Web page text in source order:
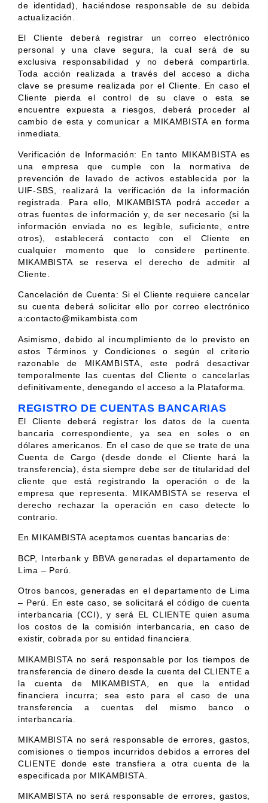
de identidad), haciéndose responsable de su debida
actualización.
El Cliente deberá registrar un correo electrónico
personal y una clave segura, la cual será de su
exclusiva responsabilidad y no deberá compartirla.
Toda acción realizada a través del acceso a dicha
clave se presume realizada por el Cliente. En caso el
Cliente pierda el control de su clave o esta se
encuentre expuesta a riesgos, deberá proceder al
cambio de esta y comunicar a MIKAMBISTA en forma
inmediata.
Verificación de Información: En tanto MIKAMBISTA es
una empresa que cumple con la normativa de
prevención de lavado de activos establecida por la
UIF-SBS, realizará la verificación de la información
registrada. Para ello, MIKAMBISTA podrá acceder a
otras fuentes de información y, de ser necesario (si la
información enviada no es legible, suficiente, entre
otros), establecerá contacto con el Cliente en
cualquier momento que lo considere pertinente.
MIKAMBISTA se reserva el derecho de admitir al
Cliente.
Cancelación de Cuenta: Si el Cliente requiere cancelar
su cuenta deberá solicitar ello por correo electrónico
a:contacto@mikambista.com
Asimismo, debido al incumplimiento de lo previsto en
estos Términos y Condiciones o según el criterio
razonable de MIKAMBISTA, este podrá desactivar
temporalmente las cuentas del Cliente o cancelarlas
definitivamente, denegando el acceso a la Plataforma.
REGISTRO DE CUENTAS BANCARIAS
El Cliente deberá registrar los datos de la cuenta
bancaria correspondiente, ya sea en soles o en
dólares americanos. En el caso de que se trate de una
Cuenta de Cargo (desde donde el Cliente hará la
transferencia), ésta siempre debe ser de titularidad del
cliente que está registrando la operación o de la
empresa que representa. MIKAMBISTA se reserva el
derecho rechazar la operación en caso detecte lo
contrario.
En MIKAMBISTA aceptamos cuentas bancarias de:
BCP, Interbank y BBVA generadas el departamento de
Lima – Perú.
Otros bancos, generadas en el departamento de Lima
– Perú. En este caso, se solicitará el código de cuenta
interbancaria (CCI), y será EL CLIENTE quien asuma
los costos de la comisión interbancaria, en caso de
existir, cobrada por su entidad financiera.
MIKAMBISTA no será responsable por los tiempos de
transferencia de dinero desde la cuenta del CLIENTE a
la cuenta de MIKAMBISTA, en que la entidad
financiera incurra; sea esto para el caso de una
transferencia a cuentas del mismo banco o
interbancaria.
MIKAMBISTA no será responsable de errores, gastos,
comisiones o tiempos incurridos debidos a errores del
CLIENTE donde este transfiera a otra cuenta de la
especificada por MIKAMBISTA.
MIKAMBISTA no será responsable de errores, gastos,